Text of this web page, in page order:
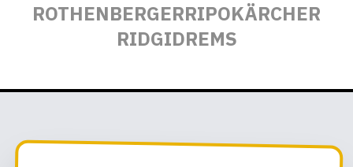
ROTHENBERGERRIPOKÄRCHER
RIDGIDREMS